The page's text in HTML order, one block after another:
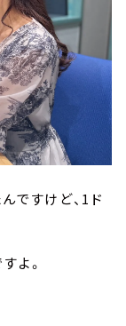
ですけど、1ド
よ。